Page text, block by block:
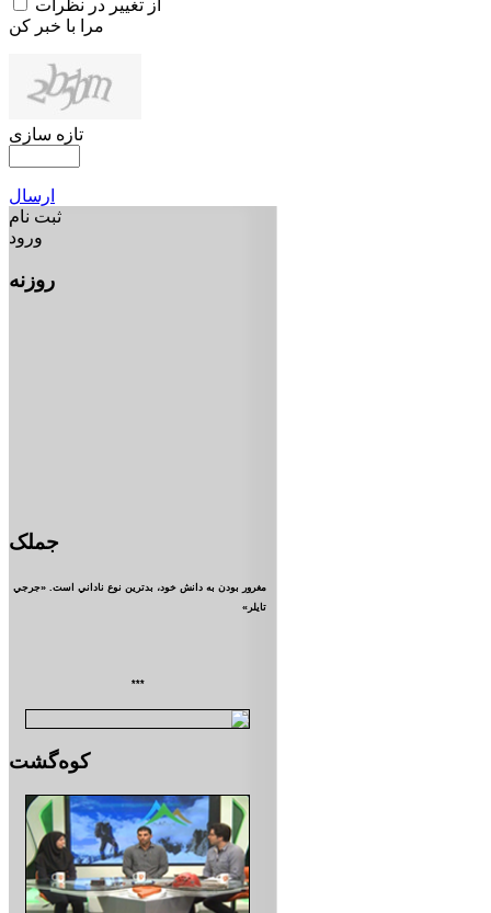
از تغییر در نظرات
مرا با خبر کن
تازه سازی
ارسال
ثبت نام
ورود
روزنه
جملک
مغرور بودن به دانش خود، بدترين نوع ناداني است. «جرجي
تايلر»
***
کوه‌گشت